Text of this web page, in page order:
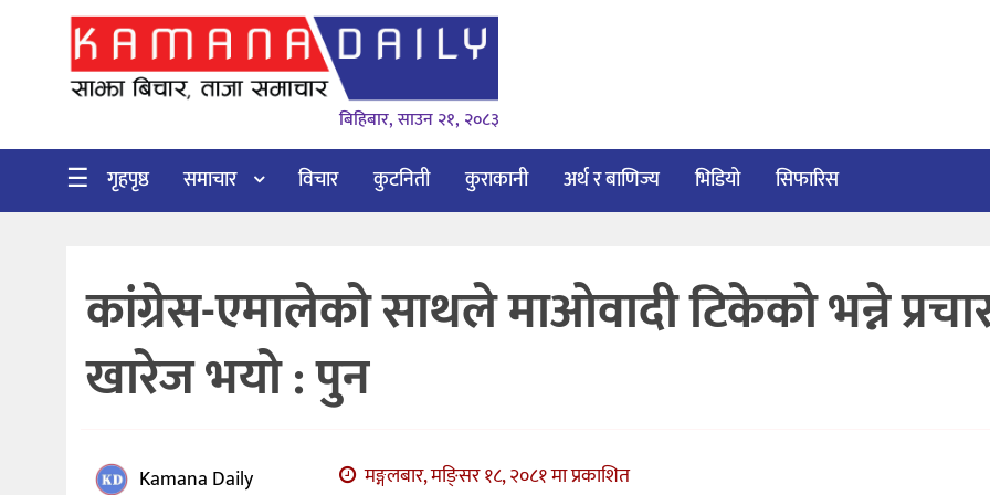
गृहपृष्ठ
विचार
कुटनिती
बाणिज्य
सिफारिस
बिहिबार, साउन २१, २०८३
☰ गृहपृष्ठ समाचार विचार कुटनिती कुराकानी अर्थ र बाणिज्य भिडियो सिफारिस
कांग्रेस-एमालेको साथले माओवादी टिकेको भन्ने
खारेज भयो : पुन
Kamana Daily मङ्गलबार, मङि्सर १८, २०८१ मा प्रकाशित